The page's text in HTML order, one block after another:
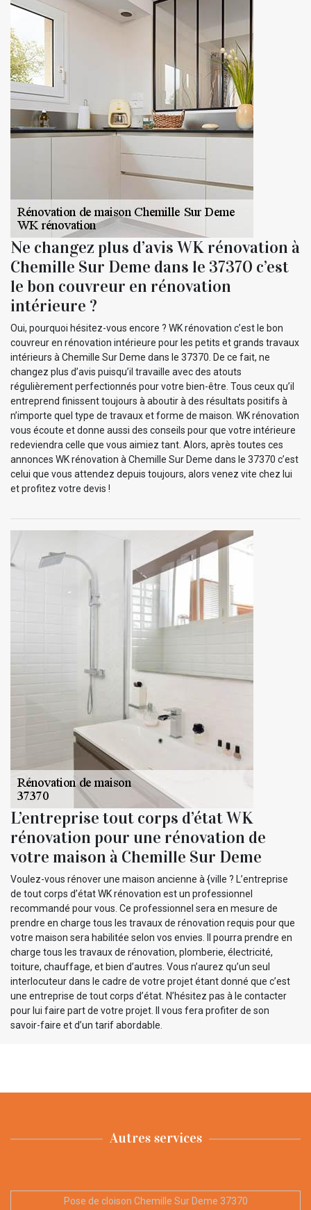
Ne changez plus d’avis WK rénovation à
Chemille Sur Deme dans le 37370 c’est
le bon couvreur en rénovation
intérieure ?
Oui, pourquoi hésitez-vous encore ? WK rénovation c’est le bon
couvreur en rénovation intérieure pour les petits et grands travaux
intérieurs à Chemille Sur Deme dans le 37370. De ce fait, ne
changez plus d’avis puisqu’il travaille avec des atouts
régulièrement perfectionnés pour votre bien-être. Tous ceux qu’il
entreprend finissent toujours à aboutir à des résultats positifs à
n’importe quel type de travaux et forme de maison. WK rénovation
vous écoute et donne aussi des conseils pour que votre intérieure
redeviendra celle que vous aimiez tant. Alors, après toutes ces
annonces WK rénovation à Chemille Sur Deme dans le 37370 c’est
celui que vous attendez depuis toujours, alors venez vite chez lui
et profitez votre devis !
L’entreprise tout corps d’état WK
rénovation pour une rénovation de
votre maison à Chemille Sur Deme
Voulez-vous rénover une maison ancienne à {ville ? L’entreprise
de tout corps d’état WK rénovation est un professionnel
recommandé pour vous. Ce professionnel sera en mesure de
prendre en charge tous les travaux de rénovation requis pour que
votre maison sera habilitée selon vos envies. Il pourra prendre en
charge tous les travaux de rénovation, plomberie, électricité,
toiture, chauffage, et bien d’autres. Vous n’aurez qu’un seul
interlocuteur dans le cadre de votre projet étant donné que c’est
une entreprise de tout corps d’état. N’hésitez pas à le contacter
pour lui faire part de votre projet. Il vous fera profiter de son
savoir-faire et d’un tarif abordable.
Autres services
Pose de cloison Chemille Sur Deme 37370